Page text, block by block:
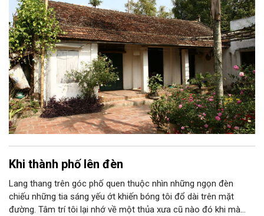
cô tôi (tất nhiên khi đó chưa lấy chồng) thì rất tuyệt vời!
Khi thành phố lên đèn
Lang thang trên góc phố quen thuộc nhìn những ngọn đèn
chiếu những tia sáng yếu ớt khiến bóng tôi đổ dài trên mặt
đường. Tâm trí tôi lại nhớ về một thủa xưa cũ nào đó khi mà